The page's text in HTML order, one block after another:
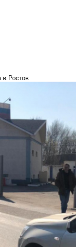
в Ростов